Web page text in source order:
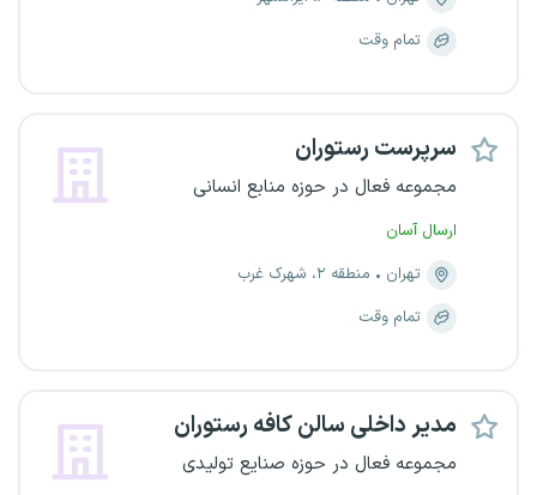
تمام وقت
سرپرست رستوران
مجموعه فعال در حوزه منابع انسانی
ارسال آسان
تهران
منطقه ۲، شهرک غرب
تمام وقت
مدیر داخلی سالن کافه رستوران
مجموعه فعال در حوزه صنایع تولیدی